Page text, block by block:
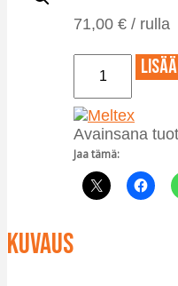
71,00 € / rulla
mm
x
10
m
määrä
Avainsana
Jaa tämä:
Kuvaus